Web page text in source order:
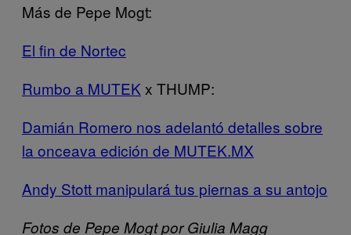
Más de Pepe Mogt:
El fin de Nortec
Rumbo a MUTEK x THUMP:
Damián Romero nos adelantó detalles sobre
la onceava edición de MUTEK.MX
Andy Stott manipulará tus piernas a su antojo
Fotos de Pepe Mogt por Giulia Magg